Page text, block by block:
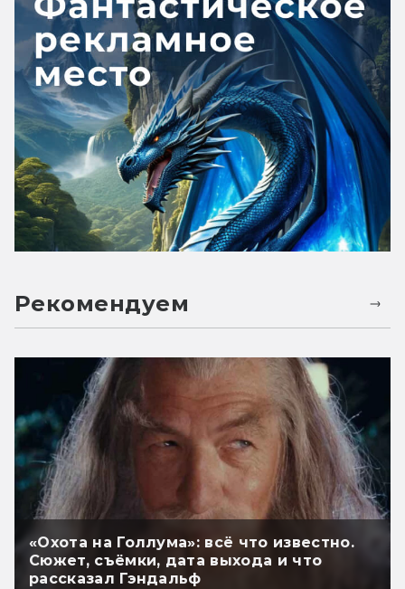
Рекомендуем
«Охота на Голлума»: всё что известно.
Сюжет, съёмки, дата выхода и что
рассказал Гэндальф